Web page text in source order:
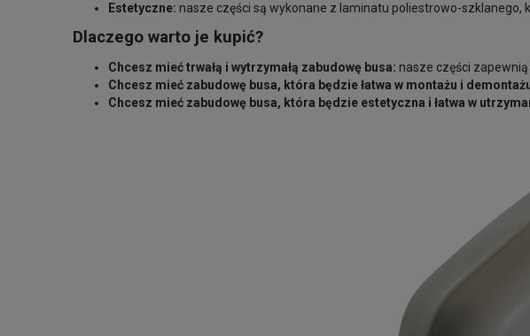
Estetyczne: nasze części są wykonane z laminatu poliestrowo-szklanego,
Dlaczego warto je kupić?
Chcesz mieć trwałą i wytrzymałą zabudowę busa: nasze części
Chcesz mieć zabudowę busa, która będzie łatwa w montażu i
Chcesz mieć zabudowę busa, która będzie estetyczna i łatwa w